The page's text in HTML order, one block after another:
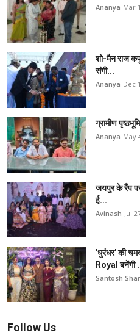
Ananya Mar
शो-मैन राज
संगी...
Ananya Dec
ग्रामीण
Ananya May
जयपुर के रैंप
ई...
Avinash Jul
'धुरंधर' की
Royal बनेंगी
Santosh
Follow Us